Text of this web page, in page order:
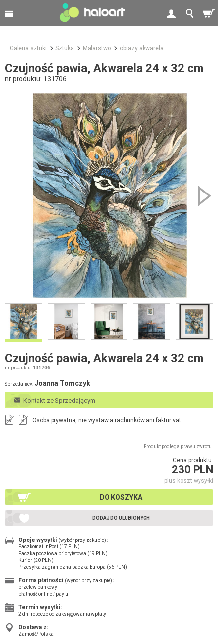
Galeria sztuki Sztuka Malarstwo obrazy akwarela
Czujność pawia, Akwarela 24 x 32 cm
nr produktu: 131706
Czujność pawia, Akwarela 24 x 32 cm
nr produktu: 131706
Sprzedający: Joanna Tomczyk
Kontakt ze Sprzedającym
FV R Osoba prywatna, nie wystawia rachunków ani faktur vat
Produkt podlega prawu zwrotu.
Cena produktu:
230 PLN
plus koszt wysyłki
DO KOSZYKA
DODAJ DO ULUBIONYCH
Opcje wysyłki (wybór przy zakupie):
Paczkomat InPost (17 PLN)
Paczka pocztowa priorytetowa (19 PLN)
Kurier (20 PLN)
Przesyłka zagraniczna paczka Europa (56 PLN)
Forma płatności (wybór przy zakupie):
przelew bankowy
płatność online / pay u
Termin wysyłki:
2 dni robocze od zaksięgowania wpłaty
Dostawa z:
Zamość/Polska